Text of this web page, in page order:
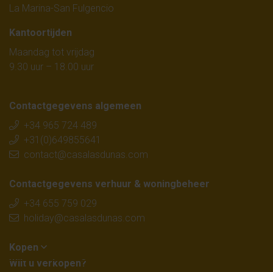
La Marina-San Fulgencio
Kantoortijden
Maandag tot vrijdag
9.30 uur – 18.00 uur
Contactgegevens algemeen
+34 965 724 489
+31(0)649855641
contact@casalasdunas.com
Contactgegevens verhuur & woningbeheer
+34 655 759 029
holiday@casalasdunas.com
Kopen
Wilt u verkopen?